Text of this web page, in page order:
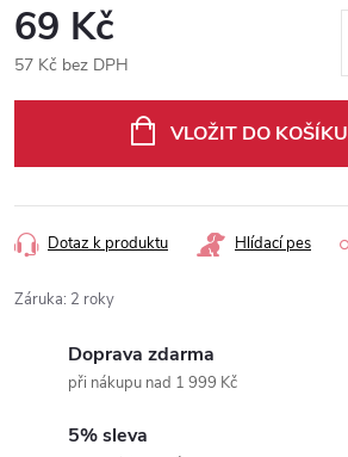
69 Kč
57 Kč bez DPH
VLOŽIT DO KOŠÍKU
Dotaz k produktu Hlídací pes
Záruka: 2 roky
Doprava zdarma
při nákupu nad 1 999 Kč
5% sleva